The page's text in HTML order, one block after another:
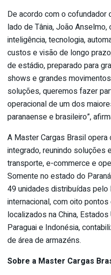
De acordo com o cofundador
lado de Tânia, João
inteligência, tecnologia,
custos e visão de longo
de estádio, preparado para
shows e grandes
soluções, queremos fazer
operacional de um dos
paranaense e brasileiro”,
A Master Cargas Brasil
integrado, reunindo soluções
transporte, e-commerce e
Somente no estado do
49 unidades distribuídas pelo
internacional, com oito
localizados na China, Estados
Paraguai e Indonésia,
de área de armazéns.
Sobre a Master Cargas